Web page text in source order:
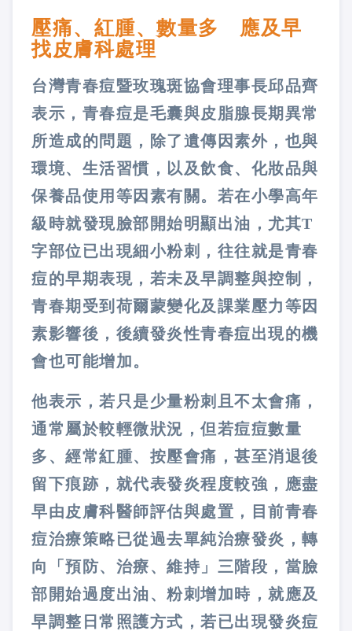
壓痛、紅腫、數量多 應及早
找皮膚科處理
台灣青春痘暨玫瑰斑協會理事長邱品齊
表示，青春痘是毛囊與皮脂腺長期異常
所造成的問題，除了遺傳因素外，也與
環境、生活習慣，以及飲食、化妝品與
保養品使用等因素有關。若在小學高年
級時就發現臉部開始明顯出油，尤其T
字部位已出現細小粉刺，往往就是青春
痘的早期表現，若未及早調整與控制，
青春期受到荷爾蒙變化及課業壓力等因
素影響後，後續發炎性青春痘出現的機
會也可能增加。
他表示，若只是少量粉刺且不太會痛，
通常屬於較輕微狀況，但若痘痘數量
多、經常紅腫、按壓會痛，甚至消退後
留下痕跡，就代表發炎程度較強，應盡
早由皮膚科醫師評估與處置，目前青春
痘治療策略已從過去單純治療發炎，轉
向「預防、治療、維持」三階段，當臉
部開始過度出油、粉刺增加時，就應及
早調整日常照護方式，若已出現發炎痘